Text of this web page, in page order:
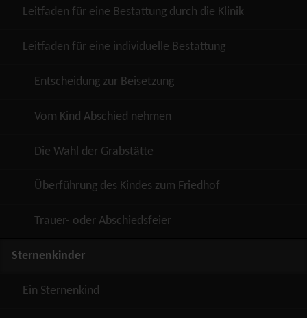
Leitfaden für eine Bestattung durch die Klinik
Leitfaden für eine individuelle Bestattung
Entscheidung zur Beisetzung
Vom Kind Abschied nehmen
Die Wahl der Grabstätte
Überführung des Kindes zum Friedhof
Trauer- oder Abschiedsfeier
Sternenkinder
Ein Sternenkind